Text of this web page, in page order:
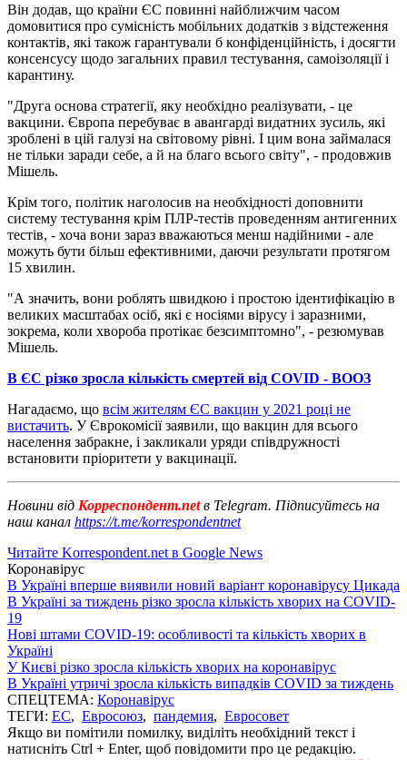
Він додав, що країни ЄС повинні найближчим часом
домовитися про сумісність мобільних додатків з відстеження
контактів, які також гарантували б конфіденційність, і досягти
консенсусу щодо загальних правил тестування, самоізоляції і
карантину.
"Друга основа стратегії, яку необхідно реалізувати, - це
вакцини. Європа перебуває в авангарді видатних зусиль, які
зроблені в цій галузі на світовому рівні. І цим вона займалася
не тільки заради себе, а й на благо всього світу", - продовжив
Мішель.
Крім того, політик наголосив на необхідності доповнити
систему тестування крім ПЛР-тестів проведенням антигенних
тестів, - хоча вони зараз вважаються менш надійними - але
можуть бути більш ефективними, даючи результати протягом
15 хвилин.
"А значить, вони роблять швидкою і простою ідентифікацію в
великих масштабах осіб, які є носіями вірусу і заразними,
зокрема, коли хвороба протікає безсимптомно", - резюмував
Мішель.
В ЄС різко зросла кількість смертей від COVID - ВООЗ
Нагадаємо, що всім жителям ЄС вакцин у 2021 році не
вистачить. У Єврокомісії заявили, що вакцин для всього
населення забракне, і закликали уряди співдружності
встановити пріоритети у вакцинації.
Новини від Корреспондент.netв Telegram. Підписуйтесь на
наш канал https://t.me/korrespondentnet
Читайте Korrespondent.net в Google News
Коронавірус
В Україні вперше виявили новий варіант коронавірусу Цикада
В Україні за тиждень різко зросла кількість хворих на COVID-
19
Нові штами COVID-19: особливості та кількість хворих в
Україні
У Києві різко зросла кількість хворих на коронавірус
В Україні утричі зросла кількість випадків COVID за тиждень
СПЕЦТЕМА: Коронавірус
ТЕГИ: ЕС, Евросоюз, пандемия, Евросовет
Якщо ви помітили помилку, виділіть необхідний текст і
натисніть Ctrl + Enter, щоб повідомити про це редакцію.